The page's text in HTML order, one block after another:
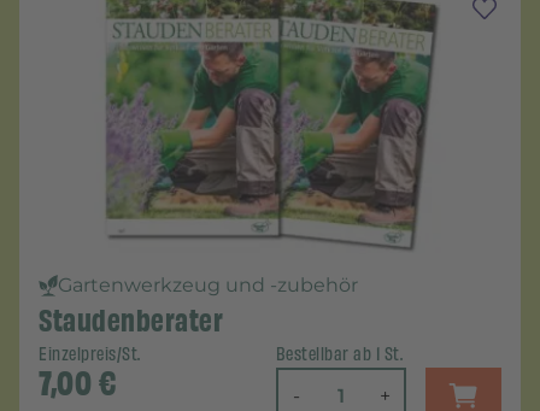
Gartenwerkzeug und -zubehör
Staudenberater
Einzelpreis/St.
7,00€
Bestellbar ab 1 St.
- +